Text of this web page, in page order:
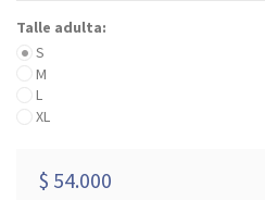
Talle adulta:
S
M
L
XL
$ 54.000